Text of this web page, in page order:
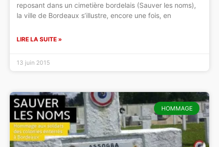
reposant dans un cimetière bordelais (Sauver les noms),
la ville de Bordeaux s’illustre, encore une fois, en
LIRE LA SUITE »
13 juin 2015
HOMMAGE